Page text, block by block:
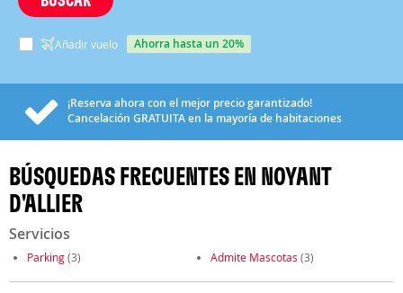
Añadir vuelo ahorra hasta un 20%
¡Reserva ahora con el mejor precio garantizado!
Cancelación GRATUITAen la mayoría de habitaciones
BÚSQUEDAS FRECUENTES EN NOYANT
D'ALLIER
Servicios
Parking(3) Admite Mascotas (3)